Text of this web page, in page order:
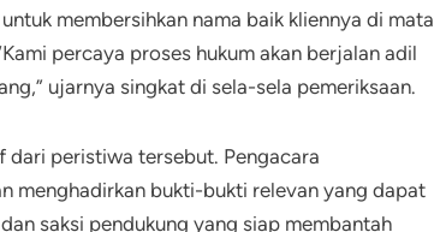
membersihkan nama baik kliennya di mata
percaya proses hukum akan berjalan adil
ujarnya singkat di sela-sela pemeriksaan.
dari peristiwa tersebut. Pengacara
menghadirkan bukti-bukti relevan yang dapat
saksi pendukung yang siap membantah